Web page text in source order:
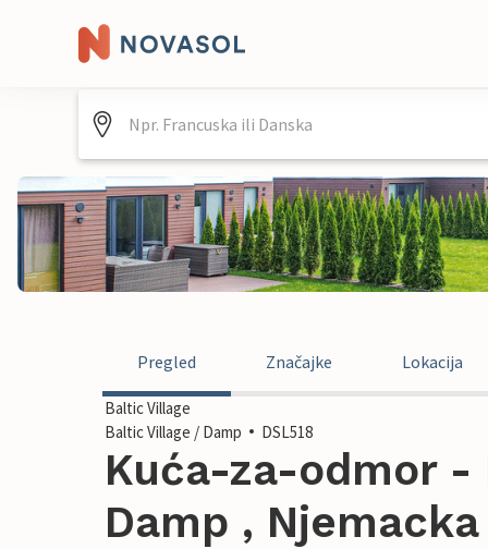
Pregled Značajke Lokacija
Baltic Village
Baltic Village / Damp
DSL518
Kuća-za-odmor
Damp , Njemacka